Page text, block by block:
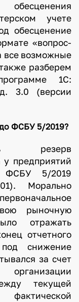
учете
обесценение
«вопрос-
все возможные
разберем
1С:
3.0 (версии
ФСБУ 5/2019?
резерв
у предприятий
5/2019
Морально
рыночную
отражать
отчетного
снижение
за счет
текущей